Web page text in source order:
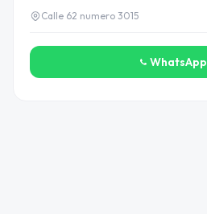
Calle 62 numero 3015
WhatsApp